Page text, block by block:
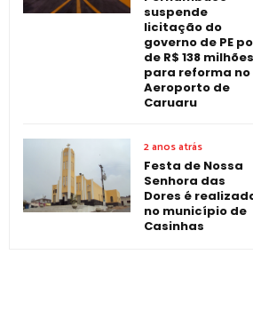
suspende
licitação do
governo de PE
de R$ 138 milhões
para reforma no
Aeroporto de
Caruaru
2 anos atrás
Festa de Nossa
Senhora das
Dores é
no município de
Casinhas